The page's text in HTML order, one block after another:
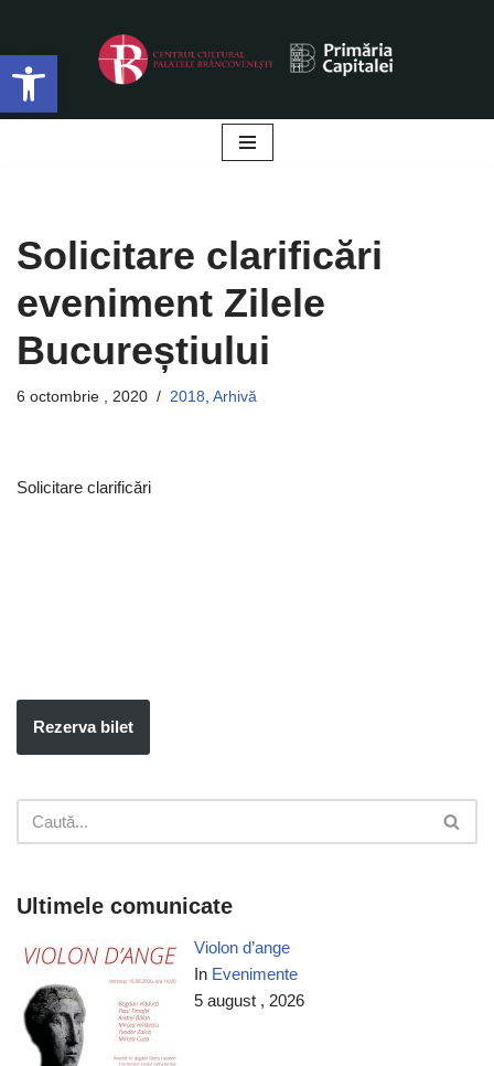
Deschide bara de unelte
Sari
la
conținut
Solicitare clarificări
eveniment Zilele
Bucureștiului
6 octombrie , 2020 2018 Arhivă
Solicitare clarificări
Rezerva bilet
Ultimele comunicate
Violon d’ange
In Evenimente
5 august , 2026